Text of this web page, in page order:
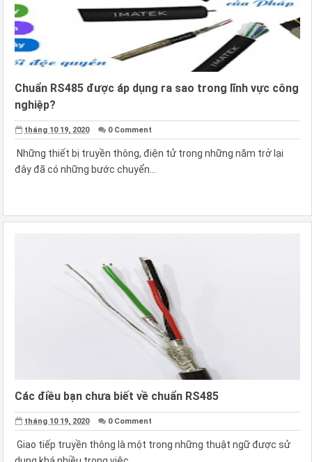
Chuẩn RS485 được áp dụng ra sao trong lĩnh vực công
nghiệp?
tháng 10 19, 2020 0 Comment
Những thiết bị truyền thông, điện tử trong những năm trở lại
đây đã có những bước chuyển...
Các điều bạn chưa biết về chuẩn RS485
tháng 10 19, 2020 0 Comment
Giao tiếp truyền thông là một trong những thuật ngữ được sử